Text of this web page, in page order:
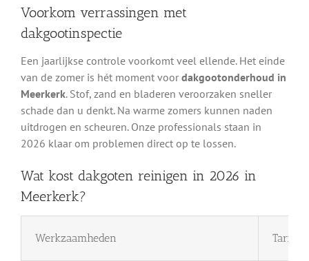
Voorkom verrassingen met
dakgootinspectie
Een jaarlijkse controle voorkomt veel ellende. Het einde
van de zomer is hét moment voor dakgootonderhoud in
Meerkerk. Stof, zand en bladeren veroorzaken sneller
schade dan u denkt. Na warme zomers kunnen naden
uitdrogen en scheuren. Onze professionals staan in
2026 klaar om problemen direct op te lossen.
Wat kost dakgoten reinigen in 2026 in
Meerkerk?
Werkzaamheden Tarief